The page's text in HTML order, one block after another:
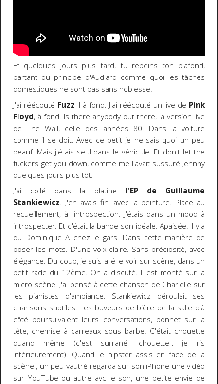
Et quelques jours plus tard, tu repeins ton plafond,
partant du principe d'Audiard comme quoi les tâches
domestiques ne sont pas sans noblesse.
J'ai réécouté Fuzz II à fond. J'ai réécouté un live de Pink
Floyd, à fond. Is there anybody out there, la version live
de The Wall, celle des années 80. Dans la voiture
comme il se doit. Avec ce petit je ne sais quoi un peu
beauf. Mais j'étais seul dans le véhicule. Et don't let the
fuckers get you down, comme me l'avait sussuré Jehnny
quelques jours plus tôt.
J'ai collé dans la platine l'EP de Guillaume
Stankiewicz. J'en avais fini avec la peinture. Place au
recueillement, à l'introspection. J'étais dans un mood à
introspecter. Et c'était la bande-son idéale. Apaisée. Il y a
du Dominique A chez le gars. Dans cette manière de
poser les mots. D'une voix claire. Sans préciosité, avec
élégance. Du coup, je suis allé le voir sur scène, dans un
petit rade du 12ème. On a discuté. Il est monté sur la
micro scène. J'ai pensé à cette chanson de Charlélie sur
les pianistes d'ambiance. Stankiewicz déroulait ses
chansons subtiles. Les buveurs de bière de la salle d'à
côté poursuivaient leurs conversations, bonnet sur la
tête, chemise à carreaux sous barbe. C'était chouette
quand même (c'est surrané "chouette", je ris
intérieurement). Quand le hipster assis en face de la
scène , un peu vautré regarda sur son iPhone une vidéo
sur YouTube ou autre avc le son, une petite envie de